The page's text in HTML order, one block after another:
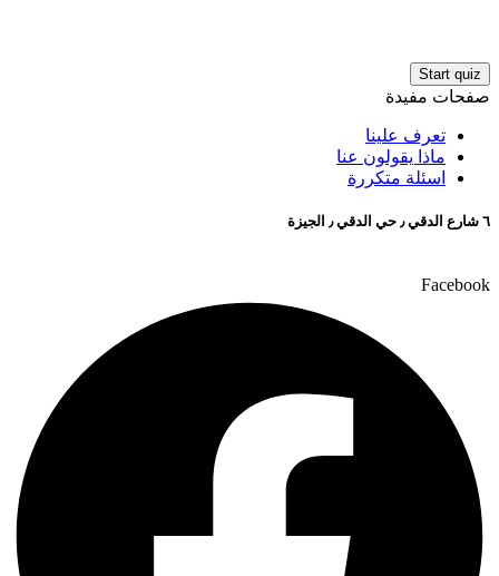
صفحات مفيدة
تعرف علينا
ماذا يقولون عنا
اسئلة متكررة
٦ شارع الدقي ٫ حي الدقي ٫ الجيزة
Facebook